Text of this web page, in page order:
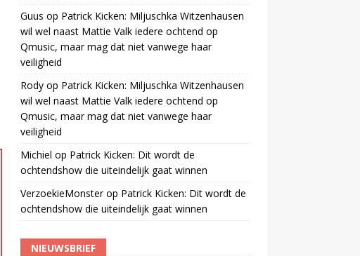
Guus op Patrick Kicken: Miljuschka Witzenhausen
wil wel naast Mattie Valk iedere ochtend op
Qmusic, maar mag dat niet vanwege haar
veiligheid
Rodyop Patrick Kicken: Miljuschka Witzenhausen
wil wel naast Mattie Valk iedere ochtend op
Qmusic, maar mag dat niet vanwege haar
veiligheid
Michiel op Patrick Kicken: Dit wordt de
ochtendshow die uiteindelijk gaat winnen
VerzoekieMonsterop Patrick Kicken: Dit wordt de
ochtendshow die uiteindelijk gaat winnen
NIEUWSBRIEF